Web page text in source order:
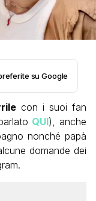
su Google
con i suoi fan
QUI), anche
nonché papà
domande dei